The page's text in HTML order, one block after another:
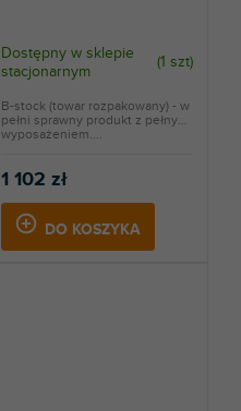
Dostępny w sklepie
stacjonarnym
(1 szt)
1 102 zł
DO KOSZYKA
B-stock (towar rozpakowany) - w
pełni sprawny produkt z pełnym
wyposażeniem....